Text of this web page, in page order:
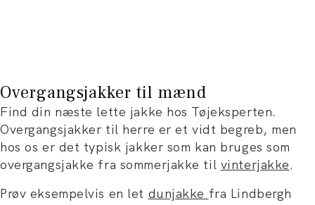
Overgangsjakker til mænd
Find din næste lette jakke hos Tøjeksperten.
Overgangsjakker til herre er et vidt begreb, men
hos os er det typisk jakker som kan bruges som
overgangsjakke fra sommerjakke til vinterjakke.
Prøv eksempelvis en let dunjakke fra Lindbergh